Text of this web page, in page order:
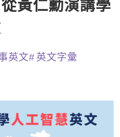
黃仁勳演講學
英文 英文字彙